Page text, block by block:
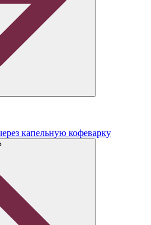
капельную кофеварку